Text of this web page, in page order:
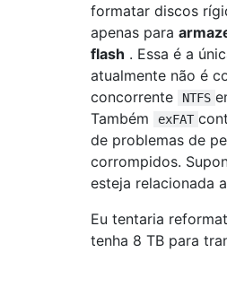
formatar discos
apenas para
flash . Essa é a
atualmente não é
concorrente
NTFS
Também
exFAT
de problemas de
corrompidos.
esteja relacionada
Eu tentaria
tenha 8 TB para